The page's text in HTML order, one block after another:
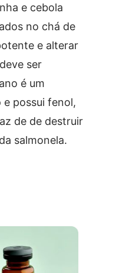
e cebola
no chá de
e alterar
ser
é um
possui fenol,
de de destruir
salmonela.